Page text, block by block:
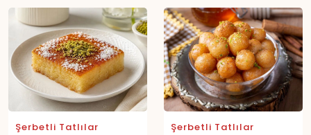
Şerbetli Tatlılar
Şerbetli Tatlılar